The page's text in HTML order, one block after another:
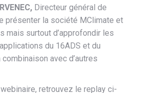
Directeur général de
présenter la société MClimate et
mais surtout d’approfondir les
du 16ADS et du
avec d’autres
retrouvez le replay ci-